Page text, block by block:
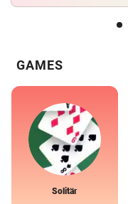
GAMES
Solitär